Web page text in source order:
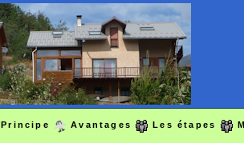
Principe Avantages Les étapes